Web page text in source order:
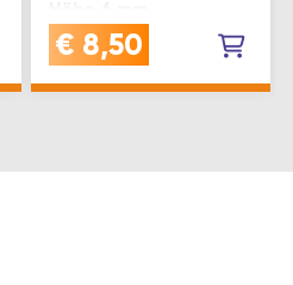
VERWENDUNG:
Glasclip für 4 mm
€ 8,50